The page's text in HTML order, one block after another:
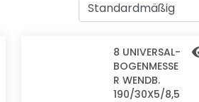
8 UNIVERSAL-
BOGENMESSE
R WENDB.
190/30X5/8,5